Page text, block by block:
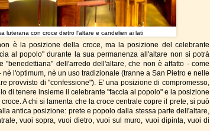
luterana con croce dietro l'altare e candelieri ai lati
è la posizione della croce, ma la posizione del celebrante
al popolo" durante la sua permanenza all'altare non si potrà
"benedettiana" dell'arredo dell'altare, che non è affatto - come
l'optimum, nè un uso tradizionale (tranne a San Pietro e nelle
provvisto di "confessione"). E' una posizione di compromesso,
di tenere insieme il celebrante "faccia al popolo" e la posizione
A chi si lamenta che la croce centrale copre il prete, si può
antica posizione: prete e popolo dalla stessa parte dell'altare,
vuoi sopra, vuoi dietro, vuoi sul muro, vuoi dipinta, vuoi di